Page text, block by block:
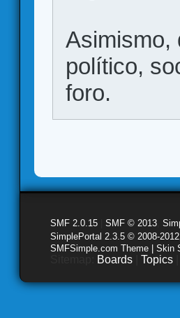
Asimismo,
político,
foro.
SMF 2.0.15 SMF © 2013
SimplePortal 2.3.5 © 2008-
SMFSimple.com Theme | Skin
Boards Topics